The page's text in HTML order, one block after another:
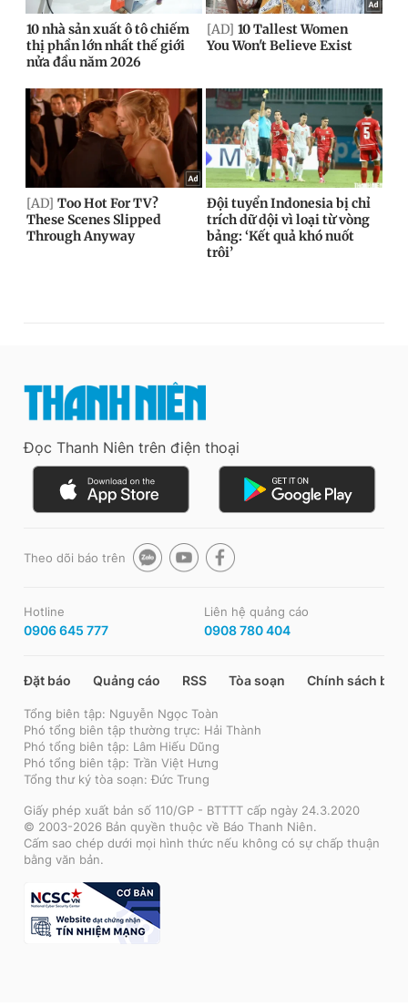
Đọc Thanh Niên trên điện thoại
Theo dõi báo trên
Hotline
0906 645 777
Liên hệ quảng cáo
0908 780 404
Đặt báo Quảng cáo RSS Tòa soạn Chính sách bảo
Tổng biên tập: Nguyễn Ngọc Toàn
Phó tổng biên tập thường trực: Hải Thành
Phó tổng biên tập: Lâm Hiếu Dũng
Phó tổng biên tập: Trần Việt Hưng
Tổng thư ký tòa soạn: Đức Trung
Giấy phép xuất bản số 110/GP - BTTTT cấp ngày 24.3.2020
© 2003-2026 Bản quyền thuộc về Báo Thanh Niên.
Cấm sao chép dưới mọi hình thức nếu không có sự chấp thuận
bằng văn bản.